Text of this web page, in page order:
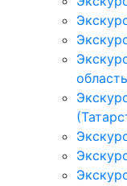
область